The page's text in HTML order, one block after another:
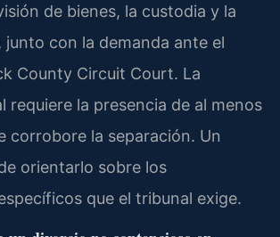
de bienes, la custodia y la
junto con la demanda ante el
County Circuit Court. La
requiere la presencia de al menos
corrobore la separación. Un
orientarlo sobre los
que el tribunal exige.